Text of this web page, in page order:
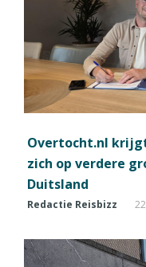
Overtocht.nl
zich op verdere
Duitsland
Redactie Reisbizz